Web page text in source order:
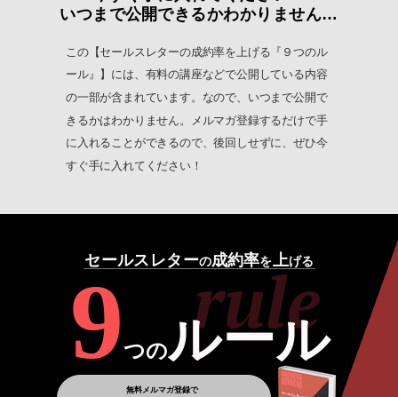
無料メルマガ登録で
いつまで公開できるかわかりません…
この【セールスレターの成約率を上げる『９つのル
ール』】には、有料の講座などで公開している内容
の一部が含まれています。なので、いつまで公開で
きるかはわかりません。メルマガ登録するだけで手
に入れることができるので、後回しせずに、ぜひ今
すぐ手に入れてください！
セールスレターの成約率を 上げる
9つのルール
rule